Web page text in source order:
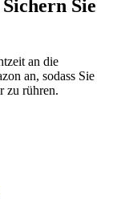
Sie
an die
an, sodass Sie
zu rühren.